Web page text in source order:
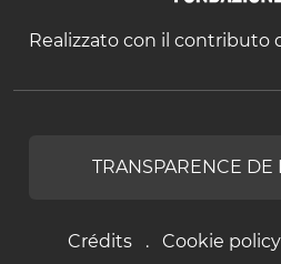
Realizzato con il contributo
Crédits Cookie policy
TRANSPARENCE DE